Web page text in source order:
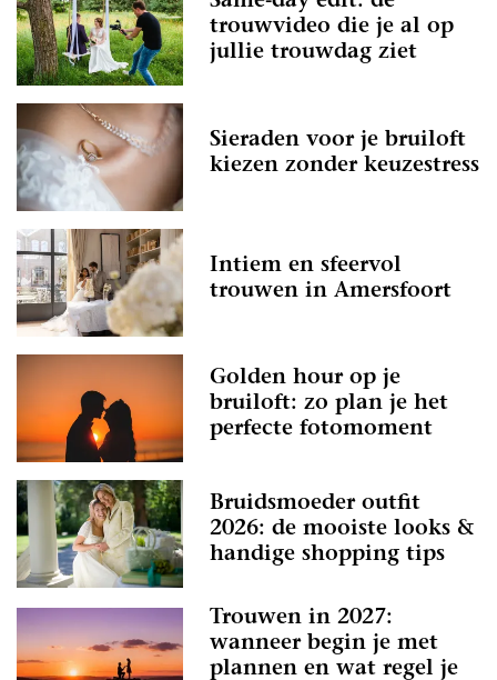
trouwvideo die je al op
jullie trouwdag ziet
Sieraden voor je bruiloft
kiezen zonder keuzestress
Intiem en sfeervol
trouwen in Amersfoort
Golden hour op je
bruiloft: zo plan je het
perfecte fotomoment
Bruidsmoeder outfit
2026: de mooiste looks &
handige shopping tips
Trouwen in 2027:
wanneer begin je met
plannen en wat regel je